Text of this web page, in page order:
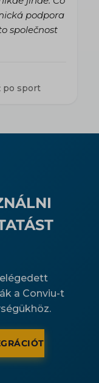
podpora
společnost
po sport
a Conviu-t